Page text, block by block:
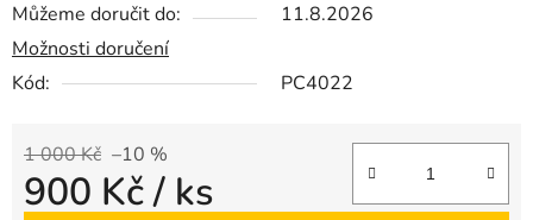
Můžeme doručit do:
11.8.2026
Možnosti doručení
Kód:
PC4022
1 000 Kč –10 %
900 Kč/ ks